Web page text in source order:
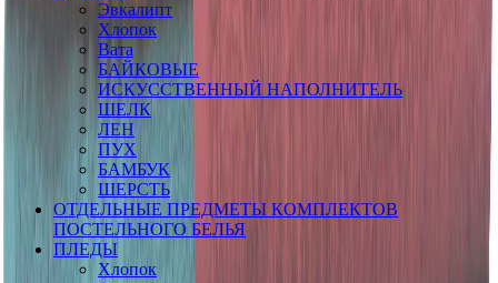
Эвкалипт
Хлопок
Вата
БАЙКОВЫЕ
ИСКУССТВЕННЫЙ НАПОЛНИТЕЛЬ
ШЕЛК
ЛЕН
ПУХ
БАМБУК
ШЕРСТЬ
ОТДЕЛЬНЫЕ ПРЕДМЕТЫ КОМПЛЕКТОВ
ПОСТЕЛЬНОГО БЕЛЬЯ
ПЛЕДЫ
Хлопок